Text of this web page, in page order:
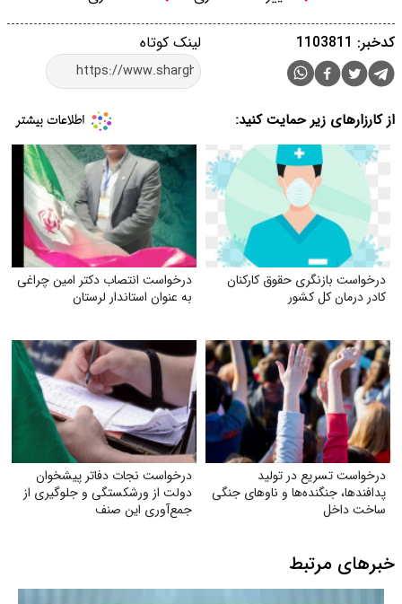
لینک کوتاه کدخبر: 1103811
از کارزارهای زیر حمایت کنید:
درخواست بازنگری حقوق کارکنان
کادر درمان کل کشور
درخواست انتصاب دکتر امین چراغی
به عنوان استاندار لرستان
درخواست تسریع در تولید
پدافندها، جنگنده‌ها و ناوهای جنگی
ساخت داخل
درخواست نجات دفاتر پیشخوان
دولت از ورشکستگی و جلوگیری از
جمع‌آوری این صنف
خبرهای مرتبط